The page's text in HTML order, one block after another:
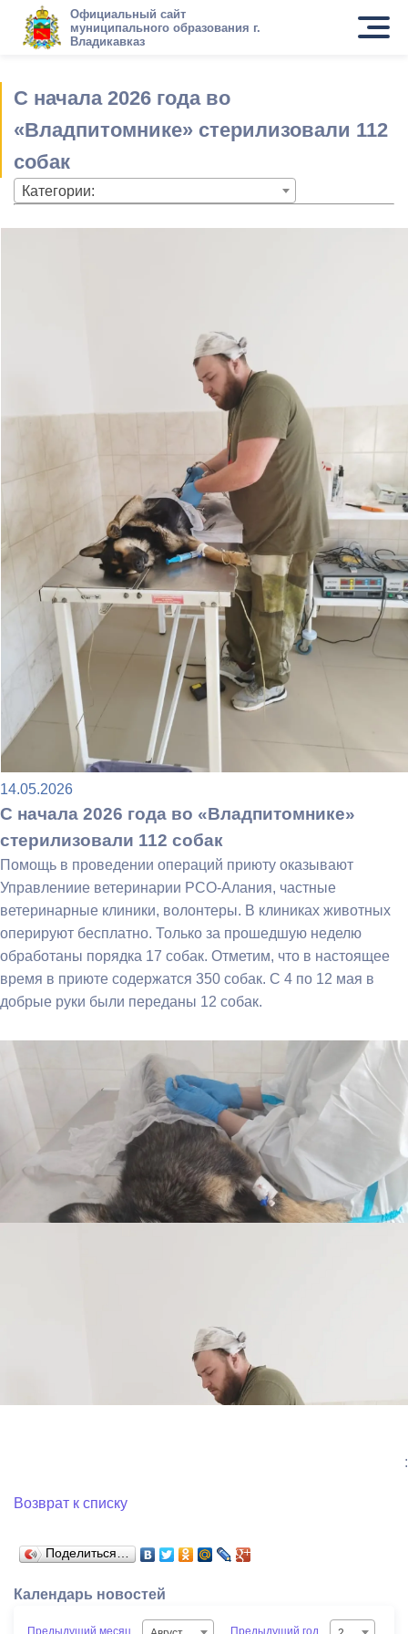
Официальный сайт
муниципального образования г.
Владикавказ
С начала 2026 года во
«Владпитомнике» стерилизовали 112
собак
Категории:
14.05.2026
С начала 2026 года во «Владпитомнике»
стерилизовали 112 собак
Помощь в проведении операций приюту оказывают
Управлениие ветеринарии РСО-Алания, частные
ветеринарные клиники, волонтеры. В клиниках животных
оперируют бесплатно. Только за прошедшую неделю
обработаны порядка 17 собак. Отметим, что в настоящее
время в приюте содержатся 350 собак. С 4 по 12 мая в
добрые руки были переданы 12 собак.
:
Возврат к списку
Поделиться…
Календарь новостей
Предыдущий месяц Предыдущий год